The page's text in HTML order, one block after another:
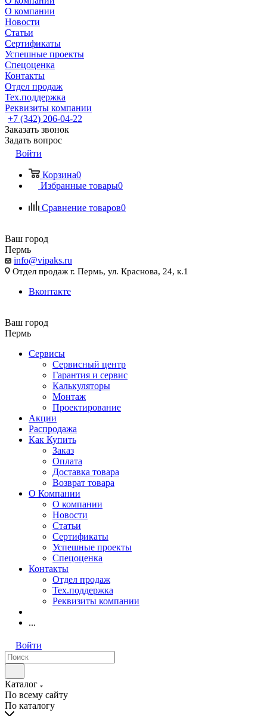
О компании
Новости
Статьи
Сертификаты
Успешные проекты
Спецоценка
Контакты
Отдел продаж
Тех.поддержка
Реквизиты компании
+7 (342) 206-04-22
Заказать звонок
Задать вопрос
Войти
Корзина0
Избранные товары0
Сравнение товаров0
Ваш город
Пермь
info@vipaks.ru
Отдел продаж г. Пермь, ул. Краснова, 24, к.1
Вконтакте
Ваш город
Пермь
Сервисы
Сервисный центр
Гарантия и сервис
Калькуляторы
Монтаж
Проектирование
Акции
Распродажа
Как Купить
Заказ
Оплата
Доставка товара
Возврат товара
О Компании
О компании
Новости
Статьи
Сертификаты
Успешные проекты
Спецоценка
Контакты
Отдел продаж
Тех.поддержка
Реквизиты компании
...
Войти
Каталог
По всему сайту
По каталогу